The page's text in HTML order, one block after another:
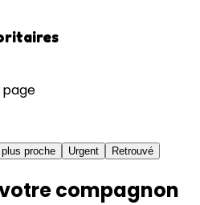
plus proche Urgent Retrouvé
compagnon